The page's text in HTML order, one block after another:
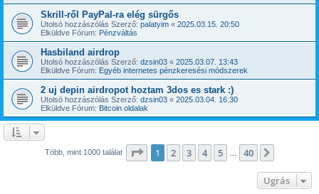
Skrill-ről PayPal-ra elég sürgős
Utolsó hozzászólás Szerző: palatyim « 2025.03.15. 20:50
Elküldve Fórum: Pénzváltás
Hasbiland airdrop
Utolsó hozzászólás Szerző: dzsin03 « 2025.03.07. 13:43
Elküldve Fórum: Egyéb internetes pénzkeresési módszerek
2 uj depin airdropot hoztam 3dos es stark :)
Utolsó hozzászólás Szerző: dzsin03 « 2025.03.04. 16:30
Elküldve Fórum: Bitcoin oldalak
Több, mint 1000 találat Oldal:1 40
1 2 3 4 5 40
Ugrás